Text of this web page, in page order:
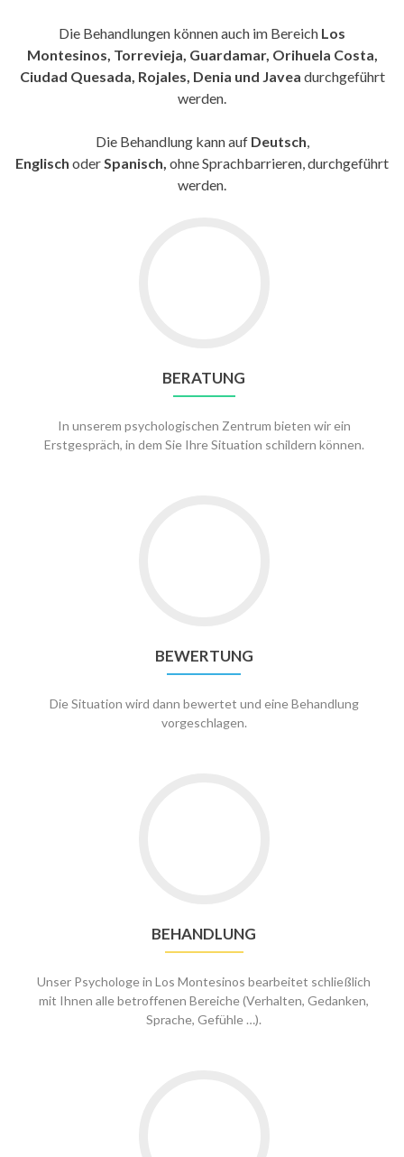
Die Behandlungen können auch im Bereich Los
Montesinos, Torrevieja, Guardamar, Orihuela Costa,
Ciudad Quesada, Rojales, Denia und Javea durchgeführt
werden.
Die Behandlung kann auf Deutsch,
Englisch oderSpanisch, ohne Sprachbarrieren, durchgeführt
werden.
BERATUNG
In unserem psychologischen Zentrum bieten wir ein
Erstgespräch, in dem Sie Ihre Situation schildern können.
BEWERTUNG
Die Situation wird dann bewertet und eine Behandlung
vorgeschlagen.
BEHANDLUNG
Unser Psychologe in Los Montesinos bearbeitet schließlich
mit Ihnen alle betroffenen Bereiche (Verhalten, Gedanken,
Sprache, Gefühle …).